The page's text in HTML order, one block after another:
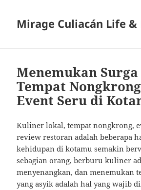
Mirage Culiacán Life &
Menemukan
Tempat
Event Seru di
Kuliner lokal, tempat nongkrong,
review restoran adalah beberapa
kehidupan di kotamu semakin
sebagian orang, berburu kuliner
menyenangkan, dan menemukan
yang asyik adalah hal yang wajib